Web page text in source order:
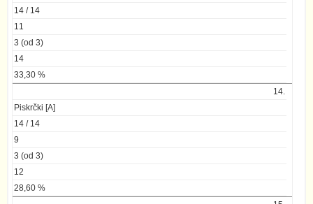
14 / 14
11
3 (od 3)
14
33,30 %
14.
Piskrčki [A]
14 / 14
9
3 (od 3)
12
28,60 %